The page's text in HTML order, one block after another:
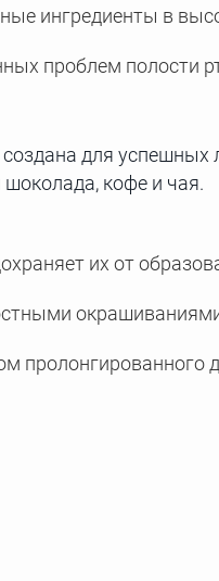
ингредиенты в
проблем полости
создана для успешных
кофе и чая.
их от
пролонгированного